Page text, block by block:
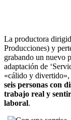
La productora
Producciones) y
grabando un nuevo
adaptación de
«cálido y divertido»,
seis personas con
trabajo real y
laboral.